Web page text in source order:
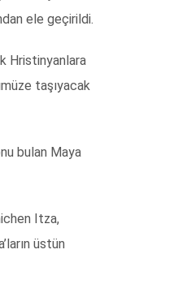
ele geçirildi.
Hristinyanlara
taşıyacak
bulan Maya
Itza,
üstün